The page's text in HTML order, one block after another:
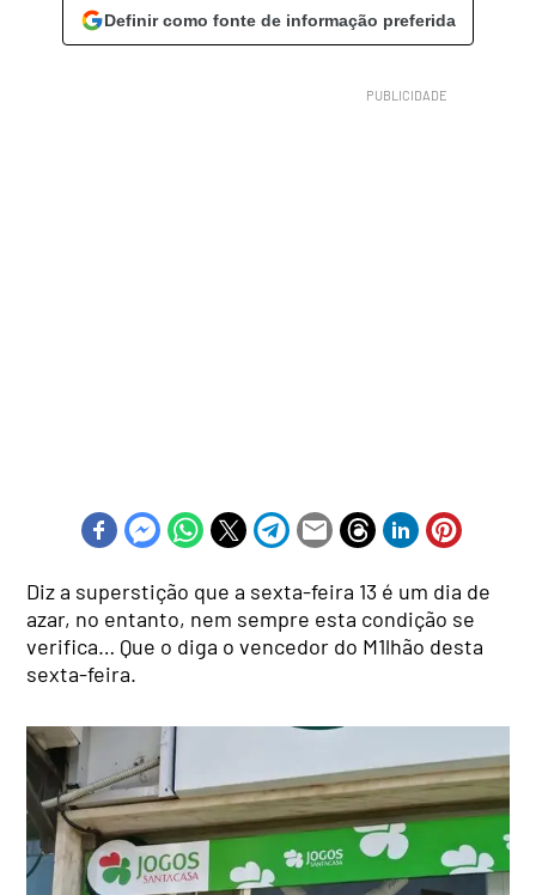
Definir como fonte de informação preferida
Diz a superstição que a sexta-feira 13 é um dia de
azar, no entanto, nem sempre esta condição se
verifica… Que o diga o vencedor do M1lhão desta
sexta-feira.